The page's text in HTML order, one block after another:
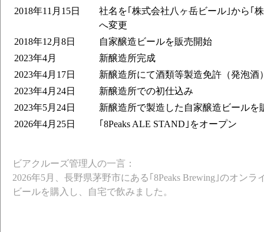
2018年11月15日
社名を｢株式会社八ヶ岳ビール｣から｢
へ変更
2018年12月8日
自家醸造ビールを販売開始
2023年4月
新醸造所完成
2023年4月17日
新醸造所にて酒類等製造免許（発泡酒
2023年4月24日
新醸造所での初仕込み
2023年5月24日
新醸造所で製造した自家醸造ビールを
2026年4月25日
｢8Peaks ALE STAND｣をオープン
ビアクルーズ管理人の一言：
2026年5月、長野県茅野市にある｢8Peaks Brewing｣のオン
ビールを購入し、自宅で飲みました。